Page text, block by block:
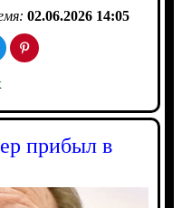
02.06.2026 14:05
прибыл в